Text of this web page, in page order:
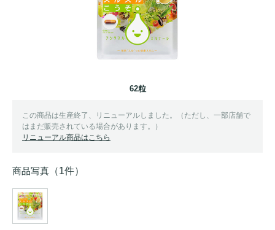
62粒
この商品は生産終了、リニューアルしました。（ただし、一部店舗で
はまだ販売されている場合があります。）
リニューアル商品はこちら
商品写真 （1件）